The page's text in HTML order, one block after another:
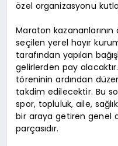
özel organizasyonu
Maraton kazananlarının
seçilen yerel hayır
tarafından yapılan
gelirlerden pay
töreninin ardından
takdim edilecektir. Bu
spor, topluluk, aile,
bir araya getiren genel
parçasıdır.